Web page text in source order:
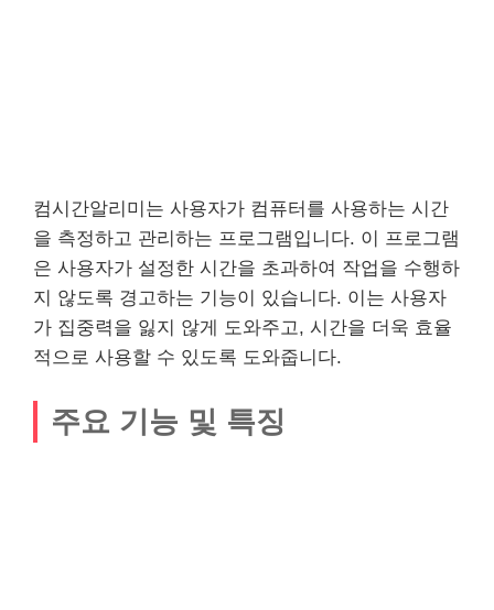
컴시간알리미는 사용자가 컴퓨터를 사용하는 시간
을 측정하고 관리하는 프로그램입니다. 이 프로그램
은 사용자가 설정한 시간을 초과하여 작업을 수행하
지 않도록 경고하는 기능이 있습니다. 이는 사용자
가 집중력을 잃지 않게 도와주고, 시간을 더욱 효율
적으로 사용할 수 있도록 도와줍니다.
주요 기능 및 특징